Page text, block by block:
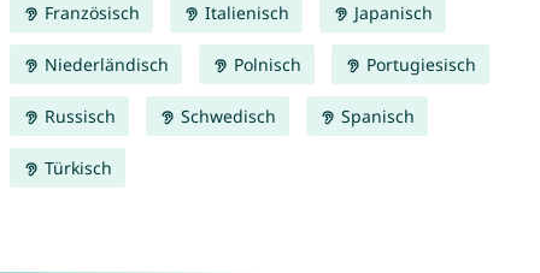
Französisch Italienisch Japanisch
Niederländisch Polnisch Portugiesisch
Russisch Schwedisch Spanisch
Türkisch